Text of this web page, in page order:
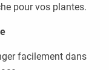
pour vos plantes.
facilement dans